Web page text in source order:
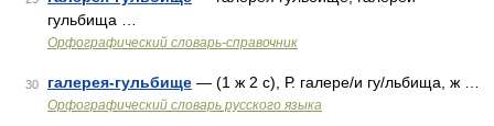
гульбища …
Орфографический словарь-справочник
30 галерея-гульбище — (1 ж 2 с), Р. галере/и гу/льбища, ж …
Орфографический словарь русского языка